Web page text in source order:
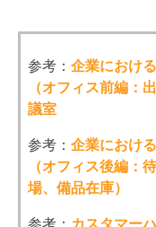
参考： 企業におけ
（オフィス前編：
議室
参考： 企業におけ
（オフィス後編：
場、備品在庫）